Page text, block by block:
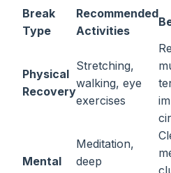
Break
Type
Recommended
Activities
Physical
Recovery
Stretching,
walking, eye
exercises
Mental
Meditation,
deep